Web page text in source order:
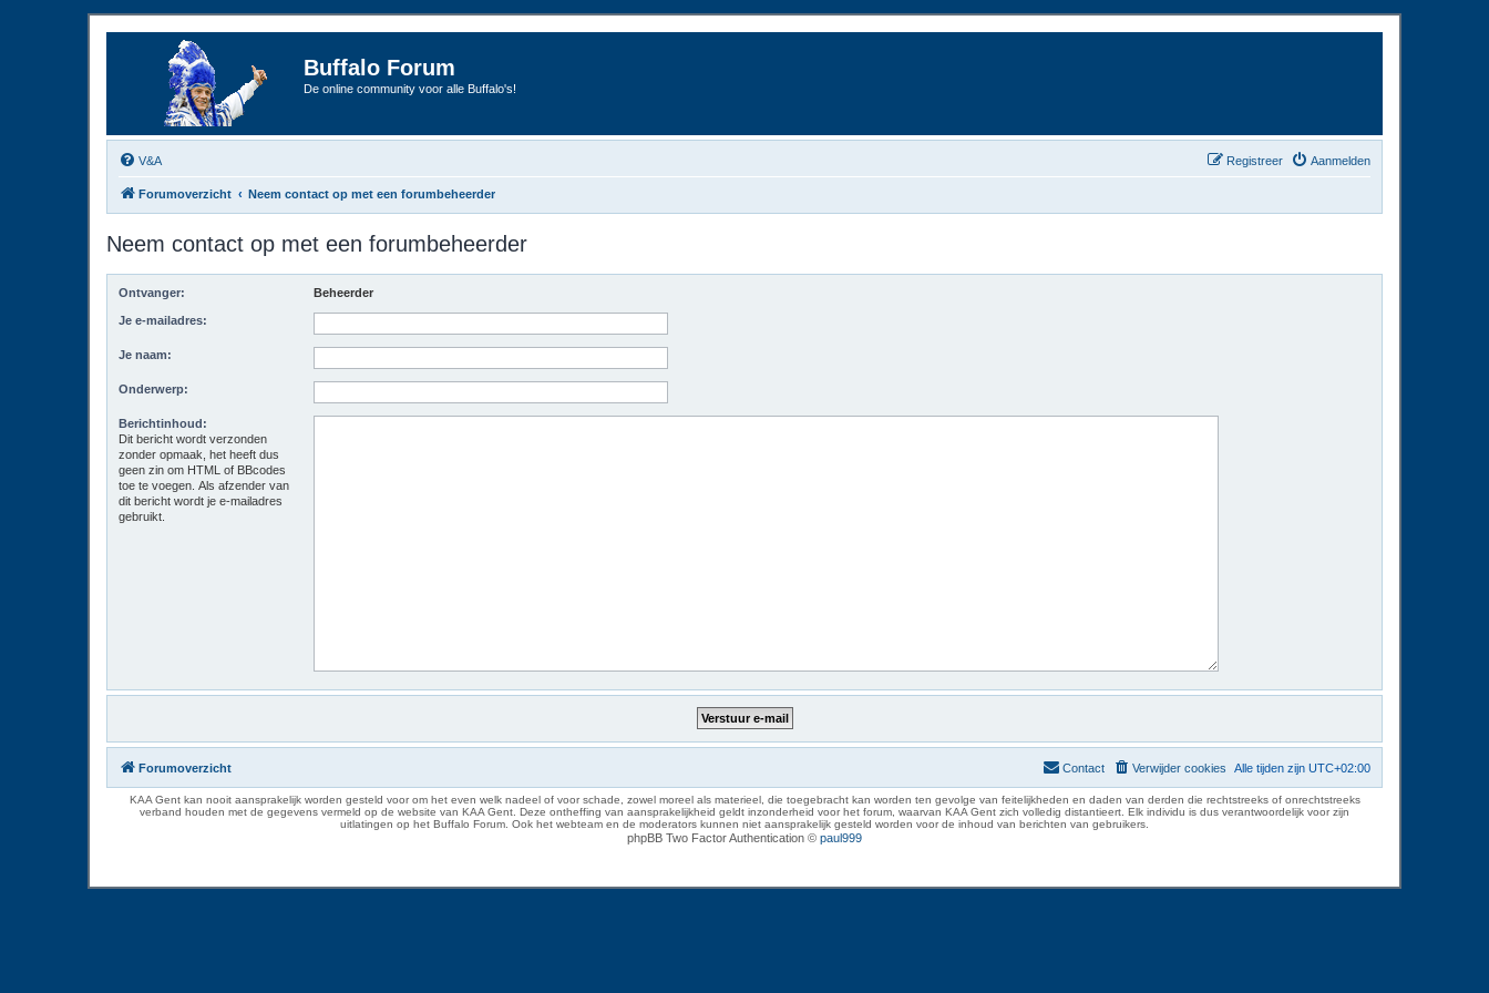
Buffalo Forum
De online community voor alle Buffalo's!
V&A Aanmelden
Registreer
Forumoverzicht Neem contact op met een forumbeheerder
Neem contact op met een forumbeheerder
Ontvanger: Beheerder
Je e-mailadres:
Je naam:
Onderwerp:
Berichtinhoud:
Dit bericht wordt verzonden
zonder opmaak, het heeft dus
geen zin om HTML of BBcodes
toe te voegen. Als afzender van
dit bericht wordt je e-mailadres
gebruikt.
Forumoverzicht Alle tijden zijn UTC+02:00
Verwijder cookies
Contact
KAA Gent kan nooit aansprakelijk worden gesteld voor om het even welk nadeel of voor schade, zowel moreel als materieel, die toegebracht kan worden ten gevolge van feitelijkheden en daden van derden die rechtstreeks of onrechtstreeks
verband houden met de gegevens vermeld op de website van KAA Gent. Deze ontheffing van aansprakelijkheid geldt inzonderheid voor het forum, waarvan KAA Gent zich volledig distantieert. Elk individu is dus verantwoordelijk voor zijn
uitlatingen op het Buffalo Forum. Ook het webteam en de moderators kunnen niet aansprakelijk gesteld worden voor de inhoud van berichten van gebruikers.
phpBB Two Factor Authentication © paul999